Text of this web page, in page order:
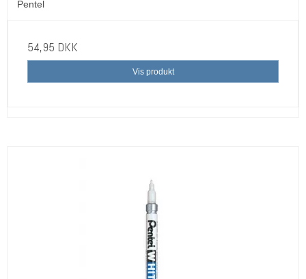
Pentel
54,95 DKK
Vis produkt